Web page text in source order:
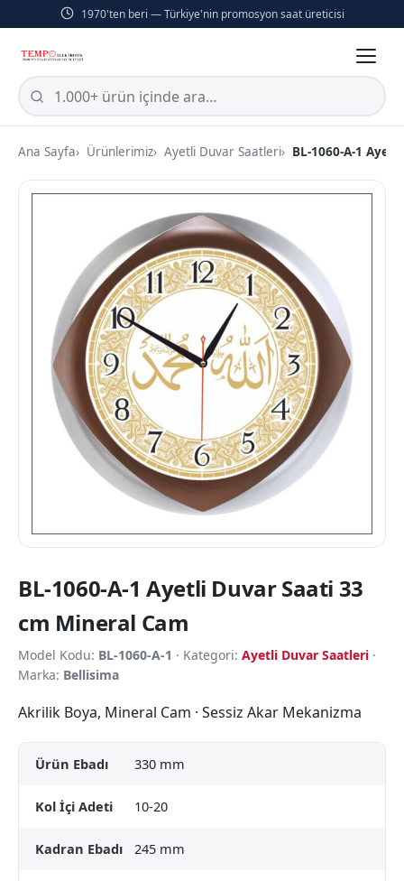
1970'ten beri — Türkiye'nin promosyon saat üreticisi
Ana Sayfa Ürünlerimiz Ayetli Duvar Saatleri BL-1060-A-1
BL-1060-A-1 Ayetli Duvar Saati 33
cm Mineral Cam
Model Kodu: BL-1060-A-1 · Kategori: Ayetli Duvar Saatleri ·
Marka: Bellisima
Akrilik Boya, Mineral Cam · Sessiz Akar Mekanizma
Ürün Ebadı 330 mm
Kol İçi Adeti 10-20
Kadran Ebadı 245 mm